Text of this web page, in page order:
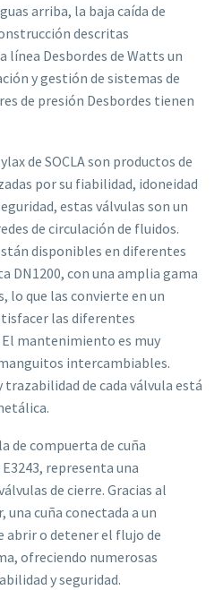
arriba, la baja caída de
descritas
Desbordes de Watts un
y gestión de sistemas de
de presión Desbordes tienen
de SOCLA son productos de
por su fiabilidad, idoneidad
estas válvulas son un
de circulación de fluidos.
disponibles en diferentes
DN1200, con una amplia gama
lo que las convierte en un
las diferentes
El mantenimiento es muy
intercambiables.
de cada válvula está
de compuerta de cuña
representa una
de cierre. Gracias al
cuña conectada a un
o detener el flujo de
ofreciendo numerosas
y seguridad.